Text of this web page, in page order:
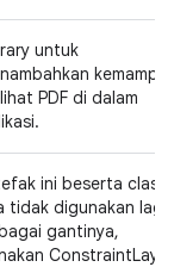
untuk
PDF di dalam
ini beserta class-
tidak digunakan lagi.
gantinya,